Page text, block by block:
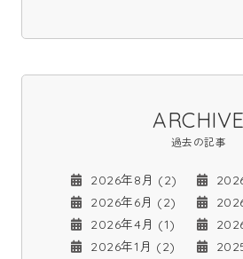
ARCHIVE
過去の記事
2026年8月 (2)
2026年6月 (2)
2026年4月 (1)
2026年1月 (2)